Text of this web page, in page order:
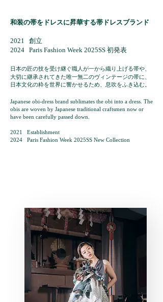
和装の帯をドレスに昇華する帯ドレスブランド
2021 創立
2024 Paris Fashion Week 2025SS 初発表
日本の匠の技を受け継ぐ職人が一から織り上げる帯や、
大切に継承されてきた唯一無二のヴィンテージの帯に、
日本文化の粋を世界に響かせるため、息吹をふき込む。
Japanese obi-dress brand sublimates the obi into a dress. The
obis are woven by Japanese traditional craftsmen now or
have been carefully passed down.
2021 Establishment
2024 Paris Fashion Week 2025SS New Collection